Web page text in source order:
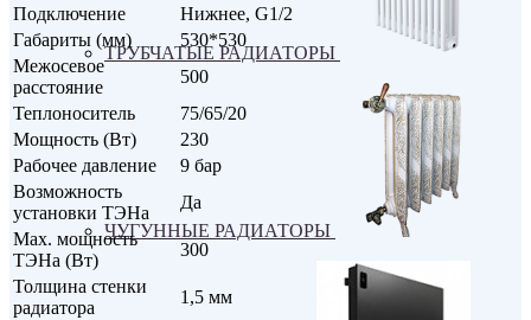
ТРУБЧАТЫЕ РАДИАТОРЫ
ЧУГУННЫЕ РАДИАТОРЫ
Подключение
Нижнее, G1/2
Габариты (мм)
530*530
Межосевое
расстояние
500
Теплоноситель
75/65/20
Мощность (Вт)
230
Рабочее давление
9 бар
Возможность
установки ТЭНа
Да
Max. мощность
ТЭНа (Вт)
300
Толщина стенки
радиатора
1,5 мм